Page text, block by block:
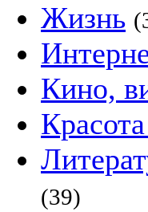
Жизнь
Кино,
(39)